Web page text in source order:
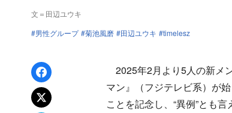
文＝田辺ユウキ
男性グループ
菊池風磨 田辺ユウキ timelesz
Facebookでシェア
xでポスト
2025年2月より5人の新メ
マン』（フジテレビ系）が
ことを記念し、“異例”とも